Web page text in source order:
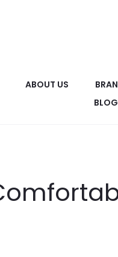
ABOUT US
BLOG